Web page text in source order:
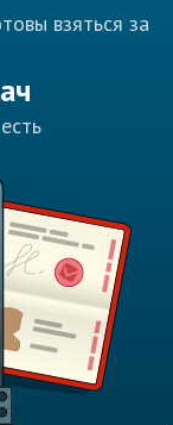
взяться за